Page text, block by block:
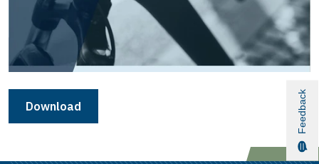
Download Feedback